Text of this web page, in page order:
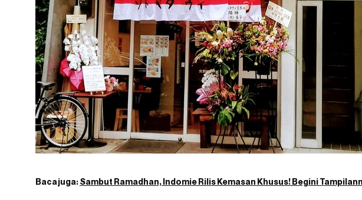
Baca juga:Sambut Ramadhan, Indomie Rilis Kemasan Khusus! Begini